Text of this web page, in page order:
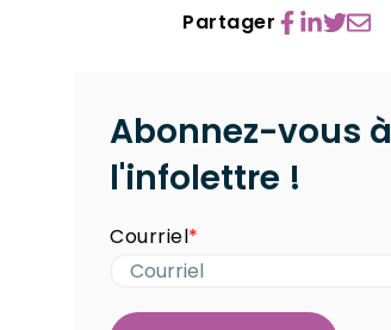
Partager
Abonnez-vous à
l'infolettre !
Courriel*